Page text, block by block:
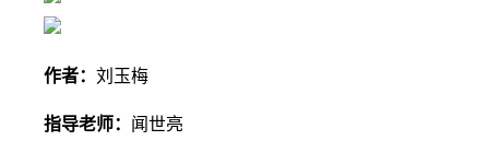
作者： 刘玉梅
指导老师： 闻世亮